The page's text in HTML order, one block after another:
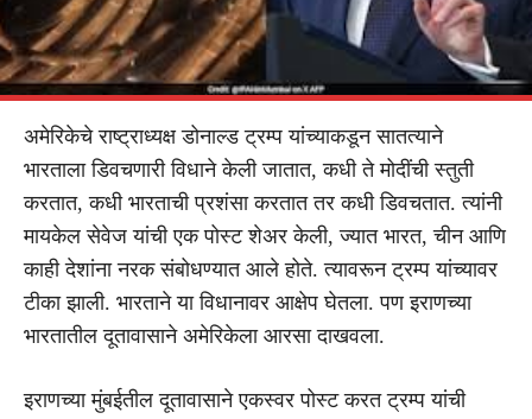
अमेरिकेचे राष्ट्राध्यक्ष डोनाल्ड ट्रम्प यांच्याकडून सातत्याने
भारताला डिवचणारी विधाने केली जातात, कधी ते मोदींची स्तुती
करतात, कधी भारताची प्रशंसा करतात तर कधी डिवचतात. त्यांनी
मायकेल सेवेज यांची एक पोस्ट शेअर केली, ज्यात भारत, चीन आणि
काही देशांना नरक संबोधण्यात आले होते. त्यावरून ट्रम्प यांच्यावर
टीका झाली. भारताने या विधानावर आक्षेप घेतला. पण इराणच्या
भारतातील दूतावासाने अमेरिकेला आरसा दाखवला.
इराणच्या मुंबईतील दूतावासाने एकस्वर पोस्ट करत ट्रम्प यांची